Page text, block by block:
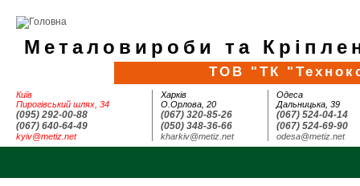
Металовироби та
ТОВ "ТК
Київ
Пирогівський шлях, 34
(095) 292-00-88
(067) 640-64-49
kyiv@metiz.net
Харків
О.Орлова, 20
(067) 320-85-26
(050) 348-36-66
kharkiv@metiz.net
Одеса
Дальницька, 39
(067) 524-04-14
(067) 524-69-90
odesa@metiz.net